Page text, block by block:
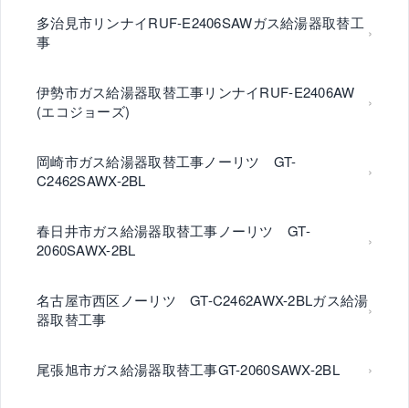
多治見市リンナイRUF-E2406SAWガス給湯器取替工
事
伊勢市ガス給湯器取替工事リンナイRUF-E2406AW
(エコジョーズ)
岡崎市ガス給湯器取替工事ノーリツ GT-
C2462SAWX-2BL
春日井市ガス給湯器取替工事ノーリツ GT-
2060SAWX-2BL
名古屋市西区ノーリツ GT-C2462AWX-2BLガス給湯
器取替工事
尾張旭市ガス給湯器取替工事GT-2060SAWX-2BL